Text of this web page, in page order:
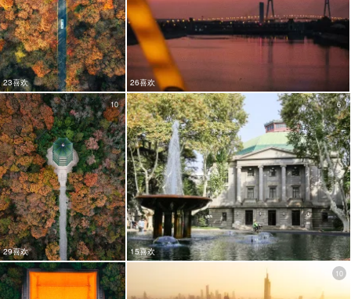
23喜欢 26喜欢
29喜欢
10
15喜欢
6
10